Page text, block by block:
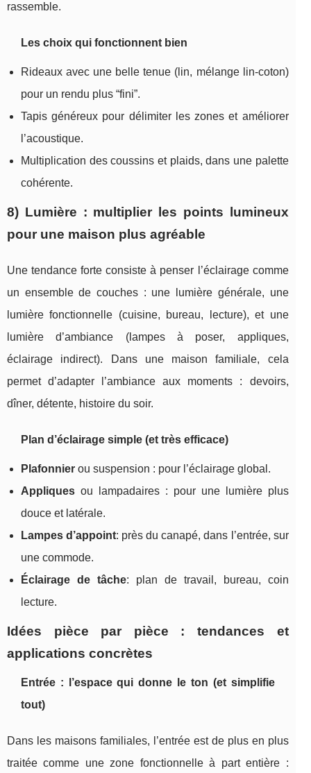
rassemble.
Les choix qui fonctionnent bien
Rideaux avec une belle tenue (lin, mélange lin-coton)
pour un rendu plus “fini”.
Tapis généreux pour délimiter les zones et améliorer
l’acoustique.
Multiplication des coussins et plaids, dans une palette
cohérente.
8) Lumière : multiplier les points lumineux
pour une maison plus agréable
Une tendance forte consiste à penser l’éclairage comme
un ensemble de couches : une lumière générale, une
lumière fonctionnelle (cuisine, bureau, lecture), et une
lumière d’ambiance (lampes à poser, appliques,
éclairage indirect). Dans une maison familiale, cela
permet d’adapter l’ambiance aux moments : devoirs,
dîner, détente, histoire du soir.
Plan d’éclairage simple (et très efficace)
Plafonnier ou suspension : pour l’éclairage global.
Appliques ou lampadaires : pour une lumière plus
douce et latérale.
Lampes d’appoint: près du canapé, dans l’entrée, sur
une commode.
Éclairage de tâche: plan de travail, bureau, coin
lecture.
Idées pièce par pièce : tendances et
applications concrètes
Entrée : l’espace qui donne le ton (et simplifie
tout)
Dans les maisons familiales, l’entrée est de plus en plus
traitée comme une zone fonctionnelle à part entière :